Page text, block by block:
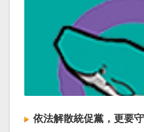
依法解散統促黨，更要